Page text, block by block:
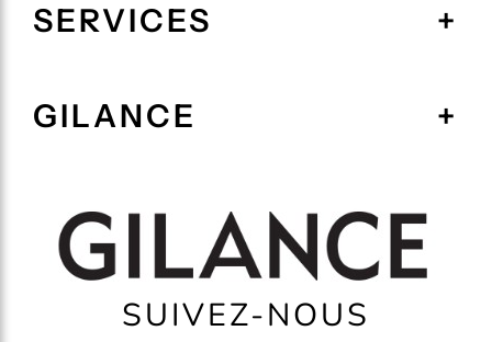
SERVICES
SUIVEZ-NOUS
GILANCE